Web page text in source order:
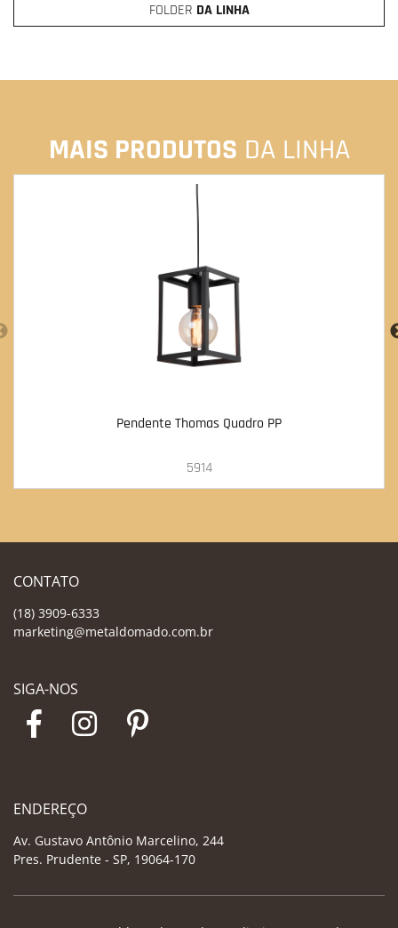
FOLDER DA LINHA
MAIS PRODUTOS DA LINHA
Pendente Thomas Quadro PP
5914
CONTATO
(18) 3909-6333
marketing@metaldomado.com.br
SIGA-NOS
ENDEREÇO
Av. Gustavo Antônio Marcelino, 244
Pres. Prudente - SP, 19064-170